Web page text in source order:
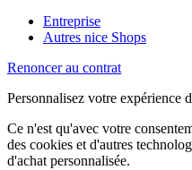
Entreprise
Autres nice Shops
Renoncer au contrat
Personnalisez votre expérience
Ce n'est qu'avec votre
des cookies et d'autres
d'achat personnalisée.